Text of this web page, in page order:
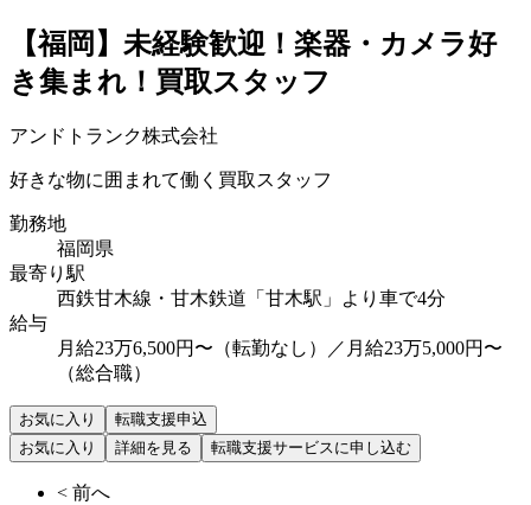
【福岡】未経験歓迎！楽器・カメラ好
き集まれ！買取スタッフ
アンドトランク株式会社
好きな物に囲まれて働く買取スタッフ
勤務地
福岡県
最寄り駅
西鉄甘木線・甘木鉄道「甘木駅」より車で4分
給与
月給23万6,500円〜（転勤なし）／月給23万5,000円〜
（総合職）
お気に入り
転職支援申込
お気に入り
詳細を見る 転職支援サービスに申し込む
< 前へ